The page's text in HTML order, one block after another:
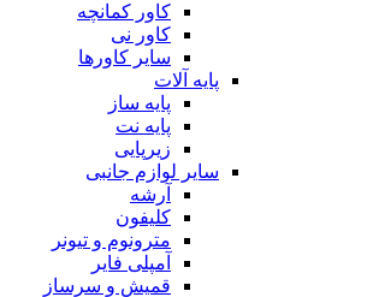
کاور کمانچه
کاور نی
سایر کاورها
پایه آلات
پایه ساز
پایه نت
زیرپایی
سایر لوازم جانبی
آرشه
کلیفون
مترونوم و تیونر
آمپلی فایر
قمیش و سرساز